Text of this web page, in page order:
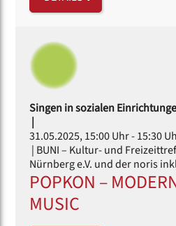
Singen in sozialen
|
31.05.2025, 15:00 Uhr- 15:30
| BUNI – Kultur- und
Nürnberg e.V. und der noris
POPKON –
MUSIC